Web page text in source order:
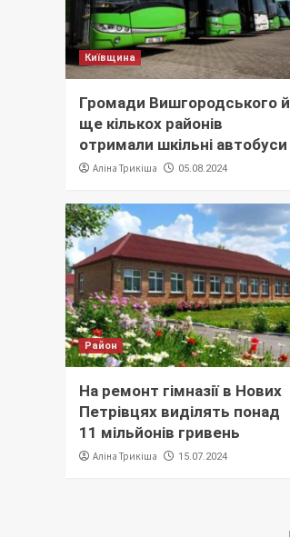
Київщина
Громади Вишгородського й
ще кількох районів
отримали шкільні автобуси
Аліна Трикіша 05.08.2024
Район
На ремонт гімназії в Нових
Петрівцях виділять понад
11 мільйонів гривень
Аліна Трикіша 15.07.2024